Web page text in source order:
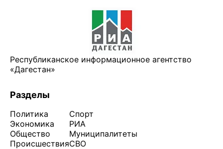
Республиканское информационное агентство
«Дагестан»
Разделы
Политика
Экономика
Общество
Происшествия
Спорт
РИА
Муниципалитеты
СВО